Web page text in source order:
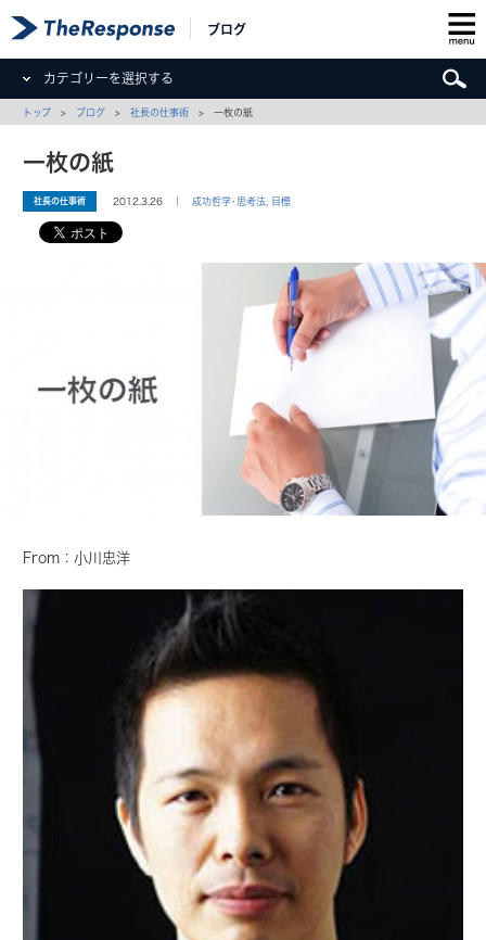
ブログ
カテゴリーを選択する
トップ > ブログ >社長の仕事術 > 一枚の紙
一枚の紙
社長の仕事術 2012.3.26 ｜ 成功哲学･思考法 目標
From：小川忠洋